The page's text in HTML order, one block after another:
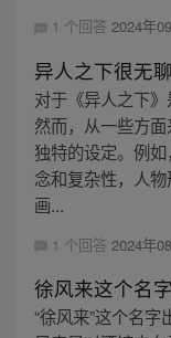
1 个回答 2024年
异人之下很无聊
对于《异人之下》
然而，从一些方
独特的设定。例
念和复杂性，人
画...
1 个回答 2024年
徐风来这个名字
“徐风来”这个名